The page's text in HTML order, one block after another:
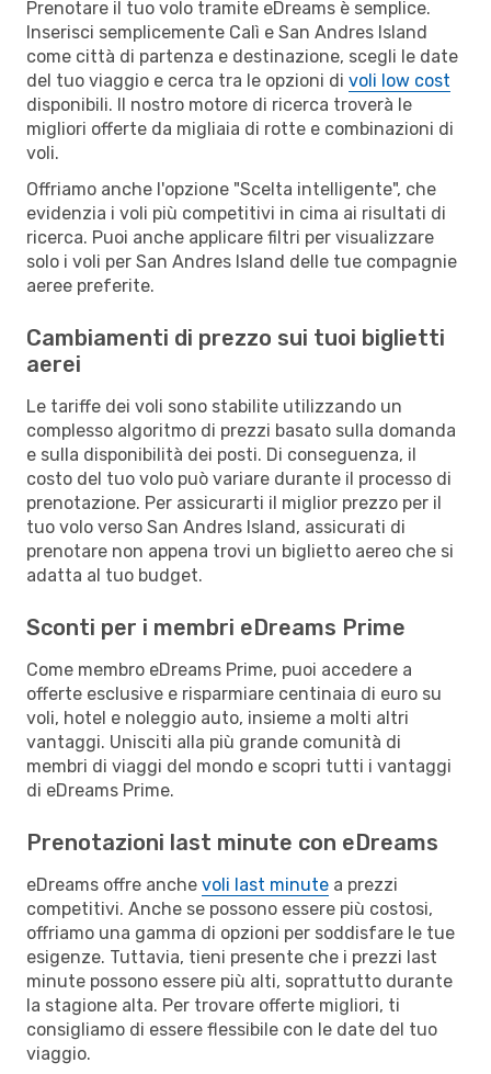
Prenotare il tuo volo tramite eDreams è semplice.
Inserisci semplicemente Calì e San Andres Island
come città di partenza e destinazione, scegli le date
del tuo viaggio e cerca tra le opzioni di voli low cost
disponibili. Il nostro motore di ricerca troverà le
migliori offerte da migliaia di rotte e combinazioni di
voli.
Offriamo anche l'opzione "Scelta intelligente", che
evidenzia i voli più competitivi in cima ai risultati di
ricerca. Puoi anche applicare filtri per visualizzare
solo i voli per San Andres Island delle tue compagnie
aeree preferite.
Cambiamenti di prezzo sui tuoi biglietti
aerei
Le tariffe dei voli sono stabilite utilizzando un
complesso algoritmo di prezzi basato sulla domanda
e sulla disponibilità dei posti. Di conseguenza, il
costo del tuo volo può variare durante il processo di
prenotazione. Per assicurarti il miglior prezzo per il
tuo volo verso San Andres Island, assicurati di
prenotare non appena trovi un biglietto aereo che si
adatta al tuo budget.
Sconti per i membri eDreams Prime
Come membro eDreams Prime, puoi accedere a
offerte esclusive e risparmiare centinaia di euro su
voli, hotel e noleggio auto, insieme a molti altri
vantaggi. Unisciti alla più grande comunità di
membri di viaggi del mondo e scopri tutti i vantaggi
di eDreams Prime.
Prenotazioni last minute con eDreams
eDreams offre anche voli last minute a prezzi
competitivi. Anche se possono essere più costosi,
offriamo una gamma di opzioni per soddisfare le tue
esigenze. Tuttavia, tieni presente che i prezzi last
minute possono essere più alti, soprattutto durante
la stagione alta. Per trovare offerte migliori, ti
consigliamo di essere flessibile con le date del tuo
viaggio.